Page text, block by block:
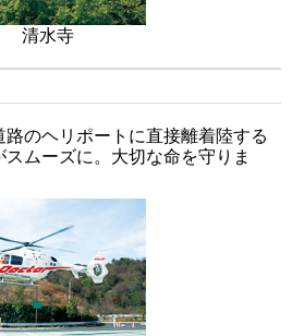
清水寺
路のヘリポートに直接離着陸する
ムーズに。大切な命を守りま